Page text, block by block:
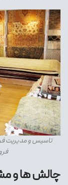
تاسیس و مدیریت
چالش ها و